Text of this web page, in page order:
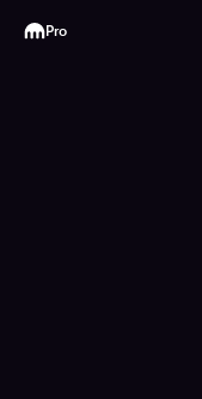
Kraken
Pro